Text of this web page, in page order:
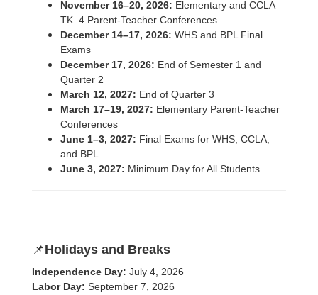
November 16–20, 2026: Elementary and CCLA
TK–4 Parent-Teacher Conferences
December 14–17, 2026: WHS and BPL Final
Exams
December 17, 2026: End of Semester 1 and
Quarter 2
March 12, 2027: End of Quarter 3
March 17–19, 2027: Elementary Parent-Teacher
Conferences
June 1–3, 2027: Final Exams for WHS, CCLA,
and BPL
June 3, 2027: Minimum Day for All Students
📌Holidays and Breaks
Independence Day: July 4, 2026
Labor Day: September 7, 2026